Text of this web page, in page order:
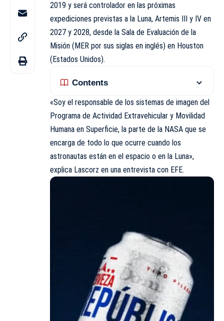
2019 y será controlador en las próximas
expediciones previstas a la Luna, Artemis III y IV en
2027 y 2028, desde la Sala de Evaluación de la
Misión (MER por sus siglas en inglés) en Houston
(Estados Unidos).
Contents
«Soy el responsable de los sistemas de imagen del
Programa de Actividad Extravehicular y Movilidad
Humana en Superficie, la parte de la NASA que se
encarga de todo lo que ocurre cuando los
astronautas están en el espacio o en la Luna»,
explica Lascorz en una entrevista con EFE.